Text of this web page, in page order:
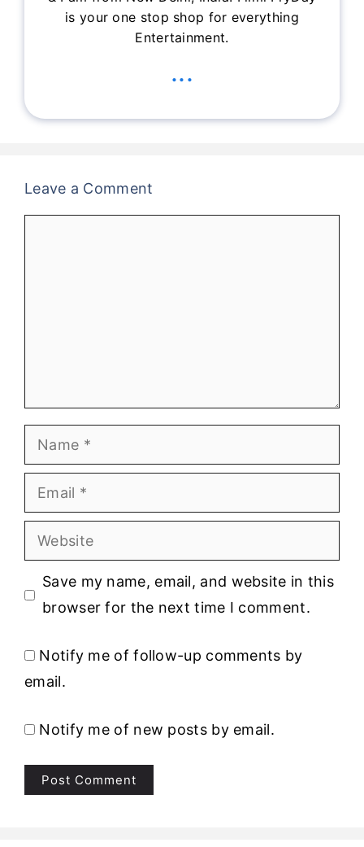
is your one stop shop for everything
Entertainment.
...
Leave a Comment
Name
Email
Website
Save my name, email, and website in this
browser for the next time I comment.
Notify me of follow-up comments by
email.
Notify me of new posts by email.